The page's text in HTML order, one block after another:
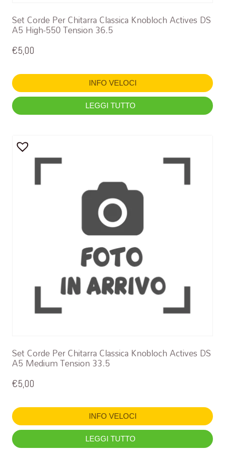
Set Corde Per Chitarra Classica Knobloch Actives DS
A5 High-550 Tension 36.5
€5,00
INFO VELOCI
LEGGI TUTTO
Set Corde Per Chitarra Classica Knobloch Actives DS
A5 Medium Tension 33.5
€5,00
INFO VELOCI
LEGGI TUTTO